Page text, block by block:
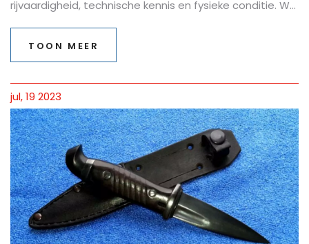
rijvaardigheid, technische kennis en fysieke conditie. We
het racen onderzocht. Ten slotte hebben we ons
TOON MEER
jul, 19 2023